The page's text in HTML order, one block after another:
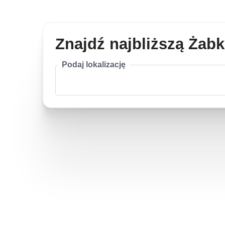
Znajdź najbliższą
Podaj lokalizację